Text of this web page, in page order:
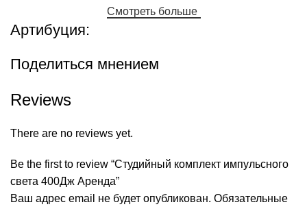
Смотреть больше
Артибуция:
Поделиться мнением
Reviews
There are no reviews yet.
Be the first to review “Студийный комплект импульсного
света 400Дж Аренда”
Ваш адрес email не будет опубликован. Обязательные